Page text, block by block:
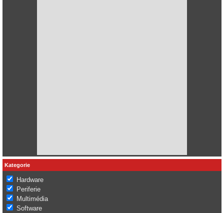
Kategorie
Hardware
Periferie
Multimédia
Software